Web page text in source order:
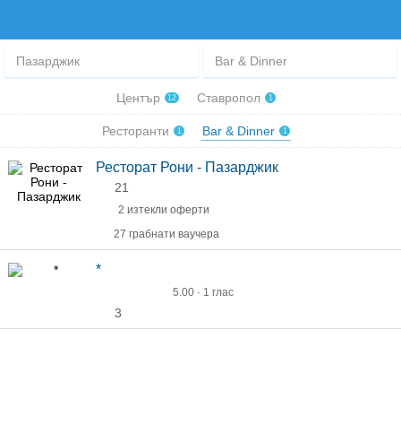
Пазарджик Bar & Dinner
Център 12 Ставропол 1
Ресторанти 1 Bar & Dinner 1
Ресторат Рони - Пазарджик
21
2 изтекли оферти
27 грабнати ваучера
*
5.00 · 1 глас
3